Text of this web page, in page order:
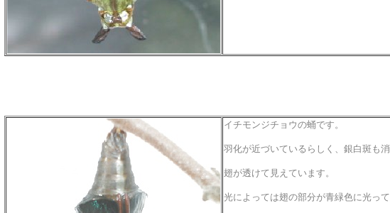
イチモンジチョウの蛹です。
羽化が近づいているらしく、銀白斑も
翅が透けて見えています。
光によっては翅の部分が青緑色に光って